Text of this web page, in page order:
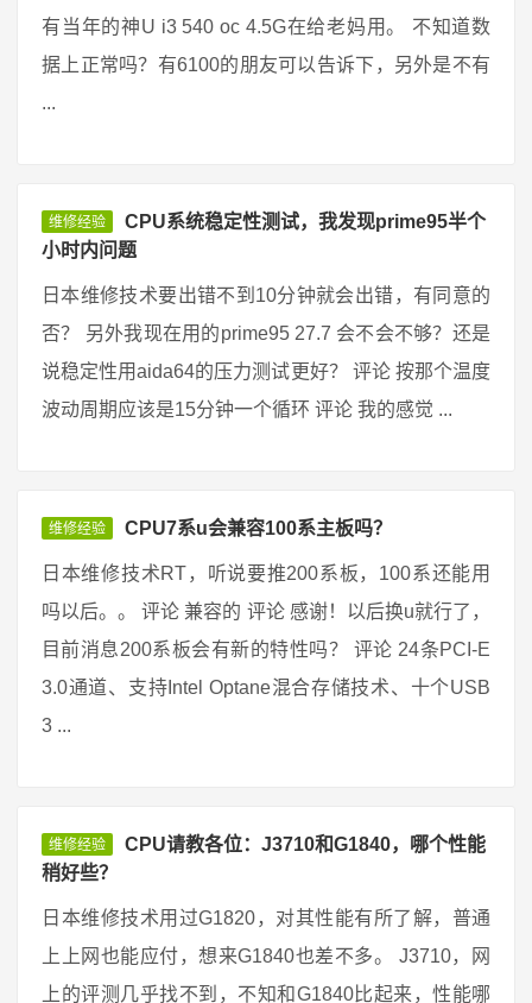
有当年的神U i3 540 oc 4.5G在给老妈用。 不知道数
据上正常吗？有6100的朋友可以告诉下，另外是不有
...
维修经验
CPU系统稳定性测试，我发现prime95半个
小时内问题
日本维修技术要出错不到10分钟就会出错，有同意的
否？ 另外我现在用的prime95 27.7 会不会不够？还是
说稳定性用aida64的压力测试更好？ 评论 按那个温度
波动周期应该是15分钟一个循环 评论 我的感觉 ...
维修经验 CPU7系u会兼容100系主板吗？
日本维修技术RT，听说要推200系板，100系还能用
吗以后。。 评论 兼容的 评论 感谢！以后换u就行了，
目前消息200系板会有新的特性吗？ 评论 24条PCI-E
3.0通道、支持Intel Optane混合存储技术、十个USB
3 ...
维修经验
CPU请教各位：J3710和G1840，哪个性能
稍好些？
日本维修技术用过G1820，对其性能有所了解，普通
上上网也能应付，想来G1840也差不多。 J3710，网
上的评测几乎找不到，不知和G1840比起来，性能哪